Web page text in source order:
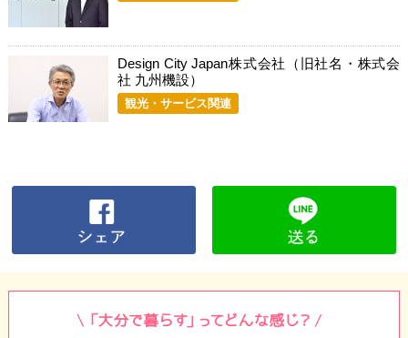
Design City Japan株式会社（旧社名・株式会
社 九州機設）
観光・サービス関連